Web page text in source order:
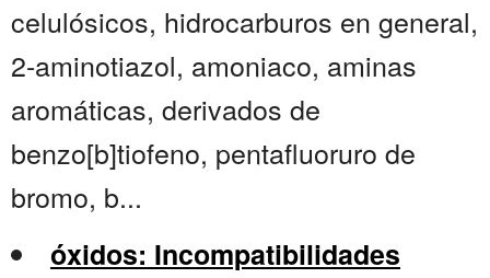
celulósicos, hidrocarburos en general,
2-aminotiazol, amoniaco, aminas
aromáticas, derivados de
benzo[b]tiofeno, pentafluoruro de
bromo, b...
óxidos: Incompatibilidades